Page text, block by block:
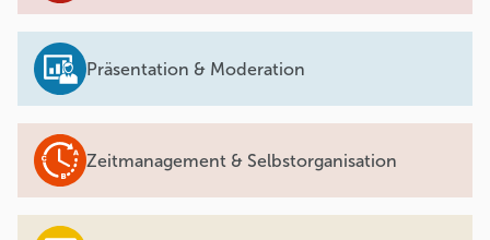
Präsentation & Moderation
Zeitmanagement & Selbstorganisation